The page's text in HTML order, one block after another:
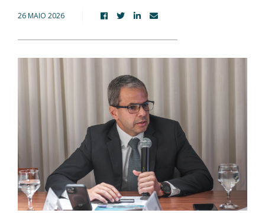
26 MAIO 2026